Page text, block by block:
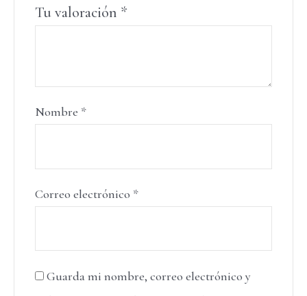
Tu valoración *
Nombre *
Correo electrónico *
Guarda mi nombre, correo electrónico y